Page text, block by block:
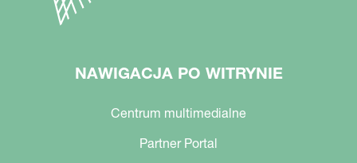
NAWIGACJA PO WITRYNIE
Centrum multimedialne
Partner Portal